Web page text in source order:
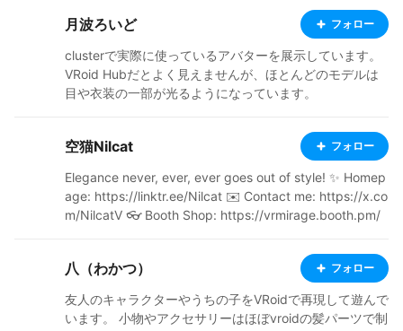
月波ろいど フォロー
clusterで実際に使っているアバターを展示しています。
VRoid Hubだとよく見えませんが、ほとんどのモデルは
目や衣装の一部が光るようになっています。
空猫Nilcat フォロー
Elegance never, ever, ever goes out of style! ‌✨ Homep
age: https://linktr.ee/Nilcat ✉️ Contact me: https://x.co
m/NilcatV 👓 Booth Shop: https://vrmirage.booth.pm/
八（わかつ） フォロー
友人のキャラクターやうちの子をVRoidで再現して遊んで
います。 小物やアクセサリーはほぼvroidの髪パーツで制